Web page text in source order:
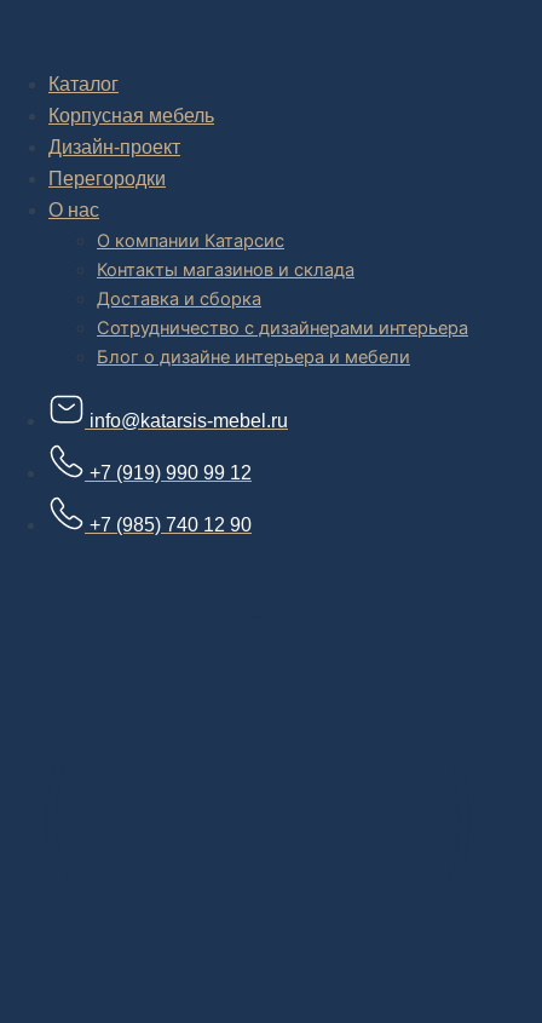
Каталог
Корпусная мебель
Дизайн-проект
Перегородки
О нас
О компании Катарсис
Контакты магазинов и склада
Доставка и сборка
Сотрудничество с дизайнерами интерьера
Блог о дизайне интерьера и мебели
info@katarsis-mebel.ru
+7 (919) 990 99 12
+7 (985) 740 12 90
дизайн проекта интерьера,
В салоне мебелииинтернет магазине дизайнерской мебели
есть и готовые товары, которые можем доставить уже сегодня, и
корпусная мебель на заказ, включая кухни.